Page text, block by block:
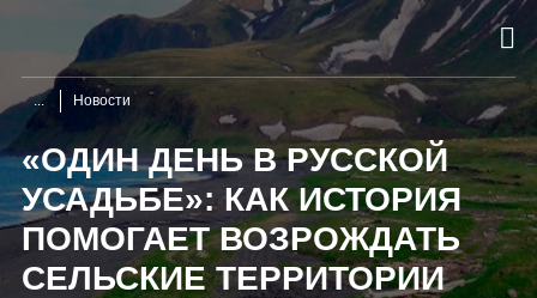
Новости
«ОДИН ДЕНЬ В РУССКОЙ
УСАДЬБЕ»: КАК ИСТОРИЯ
ПОМОГАЕТ ВОЗРОЖДАТЬ
СЕЛЬСКИЕ ТЕРРИТОРИИ